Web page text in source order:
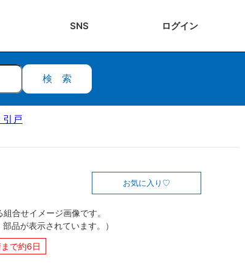
SNS ログイン
検索
戸
お気に入り
合せイメージ画像です。
品が表示されています。）
で約6日